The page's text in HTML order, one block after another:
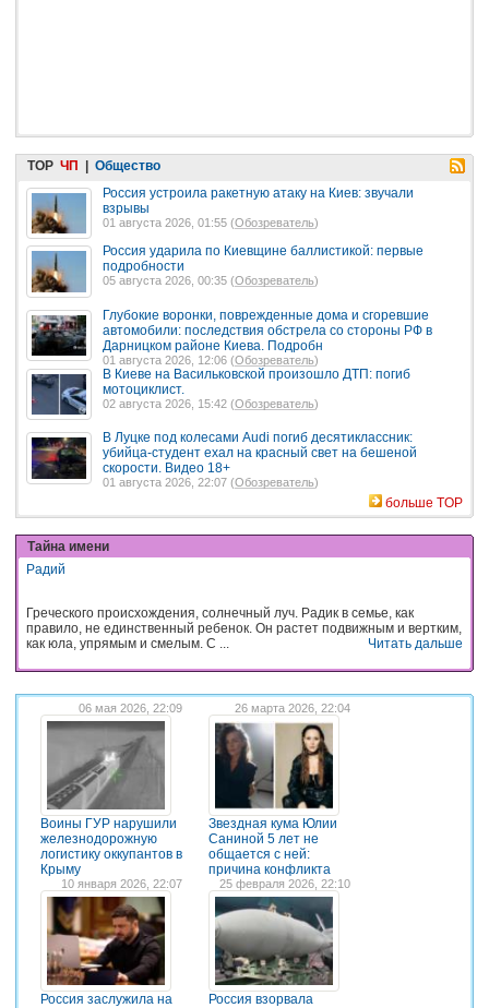
TOP ЧП | Общество
Россия устроила ракетную атаку на Киев: звучали
взрывы
01 августа 2026, 01:55 (Обозреватель)
Россия ударила по Киевщине баллистикой: первые
подробности
05 августа 2026, 00:35 (Обозреватель)
Глубокие воронки, поврежденные дома и сгоревшие
автомобили: последствия обстрела со стороны РФ в
Дарницком районе Киева. Подробн
01 августа 2026, 12:06 (Обозреватель)
В Киеве на Васильковской произошло ДТП: погиб
мотоциклист.
02 августа 2026, 15:42 (Обозреватель)
В Луцке под колесами Audi погиб десятиклассник:
убийца-студент ехал на красный свет на бешеной
скорости. Видео 18+
01 августа 2026, 22:07 (Обозреватель)
больше TOP
Тайна имени
Радий
Греческого происхождения, солнечный луч. Радик в семье, как
правило, не единственный ребенок. Он растет подвижным и вертким,
как юла, упрямым и смелым. С ...
Читать дальше
06 мая 2026, 22:09
Воины ГУР нарушили
железнодорожную
логистику оккупантов в
Крыму
26 марта 2026, 22:04
Звездная кума Юлии
Саниной 5 лет не
общается с ней:
причина конфликта
10 января 2026, 22:07
Россия заслужила на
25 февраля 2026, 22:10
Россия взорвала